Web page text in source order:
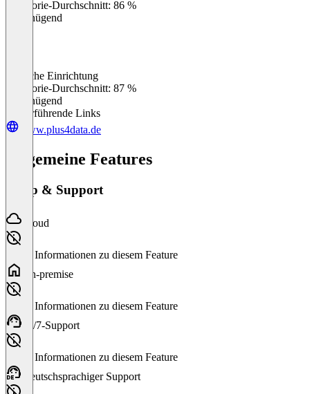
Kategorie-Durchschnitt: 86 %
Ungenügend
Einfache Einrichtung
Kategorie-Durchschnitt: 87 %
Ungenügend
Weiterführende Links
www.plus4data.de
Allgemeine Features
Setup & Support
Cloud
Keine Informationen zu diesem Feature
On-premise
Keine Informationen zu diesem Feature
24/7-Support
Keine Informationen zu diesem Feature
Deutschsprachiger Support